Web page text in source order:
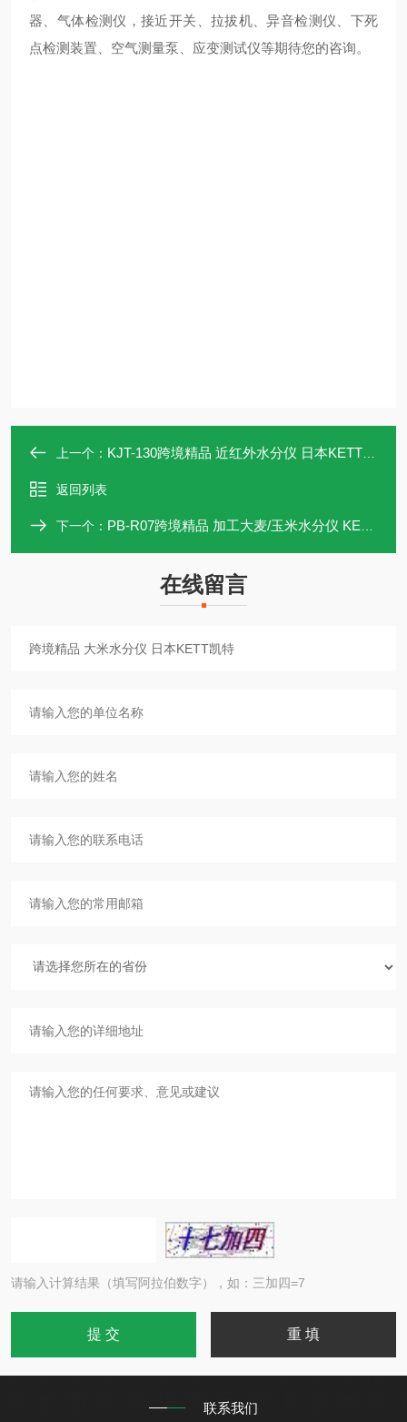
器、气体检测仪，接近开关、拉拔机、异音检测仪、下死
点检测装置、空气测量泵、应变测试仪等期待您的咨询。
上一个： KJT-130跨境精品 近红外水分仪 日本KETT凯特
返回列表
下一个： PB-R07跨境精品 加工大麦/玉米水分仪 KETT凯特
在线留言
请输入计算结果（填写阿拉伯数字），如：三加四=7
联系我们